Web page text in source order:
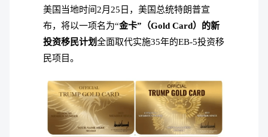
美国当地时间2月25日，美国总统特朗普宣
布，将以一项名为“金卡”（Gold Card）的新
投资移民计划全面取代实施35年的EB-5投资移
民项目。